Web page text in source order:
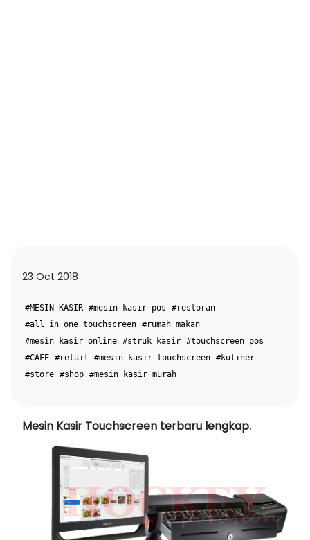
23 Oct 2018
#MESIN KASIR #mesin kasir pos
#restoran
#all in one touchscreen #rumah makan
#mesin kasir online #struk kasir #touchscreen pos
#CAFE #retail #mesin kasir touchscreen #kuliner
#store #shop #mesin kasir murah
Mesin Kasir Touchscreen terbaru lengkap.